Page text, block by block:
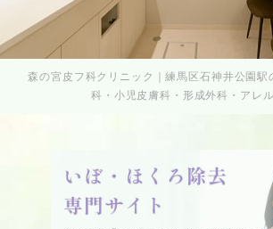
森の宮皮フ科クリニック｜練馬区石神井公園駅
科・小児皮膚科・形成外科・アレ